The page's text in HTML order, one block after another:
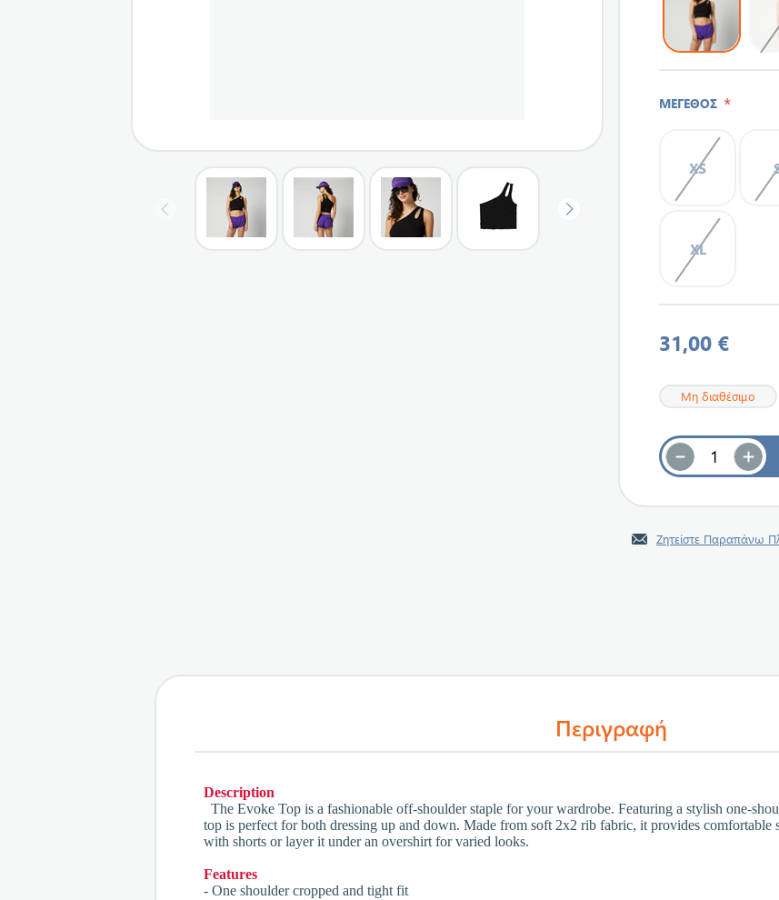
ΜΕΓΕΘΟΣ *
XS
XL
31,00 €
Μη διαθέσιμο
Ζητείστε Παραπάνω
Περιγραφή
Description
The Evoke Top is a fashionable off-shoulder staple for your wardrobe. Featuring a stylish one-
top is perfect for both dressing up and down. Made from soft 2x2 rib fabric, it provides
with shorts or layer it under an overshirt for varied looks.
Features
- One shoulder cropped and tight fit